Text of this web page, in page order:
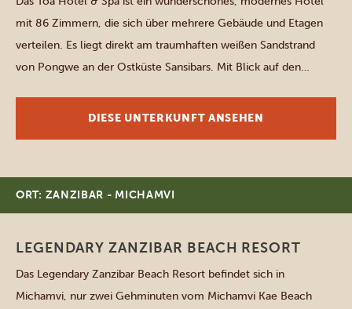
mit 86 Zimmern, die sich über mehrere Gebäude und Etagen
verteilen. Es liegt direkt am traumhaften weißen Sandstrand
von Pongwe an der Ostküste Sansibars. Mit Blick auf den
Swimmingpools, einen Fitnessbereich, ein Spa, ein Restaurant,
DIESE UNTERKUNFT ANSEHEN
ORT: ZANZIBAR - MICHAMVI
LEGENDARY ZANZIBAR BEACH RESORT
Das Legendary Zanzibar Beach Resort befindet sich in
Michamvi, nur zwei Gehminuten vom Michamvi Kae Beach